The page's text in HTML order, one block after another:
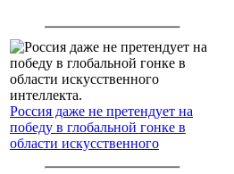
Россия даже не претендует на
победу в глобальной гонке в
области искусственного